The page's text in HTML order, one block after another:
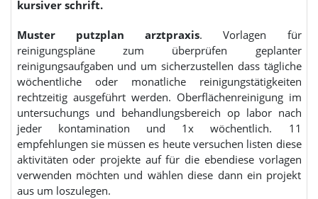
kursiver schrift.
Muster putzplan arztpraxis. Vorlagen für
reinigungspläne zum überprüfen geplanter
reinigungsaufgaben und um sicherzustellen dass tägliche
wöchentliche oder monatliche reinigungstätigkeiten
rechtzeitig ausgeführt werden. Oberflächenreinigung im
untersuchungs und behandlungsbereich op labor nach
jeder kontamination und 1x wöchentlich. 11
empfehlungen sie müssen es heute versuchen listen diese
aktivitäten oder projekte auf für die ebendiese vorlagen
verwenden möchten und wählen diese dann ein projekt
aus um loszulegen.